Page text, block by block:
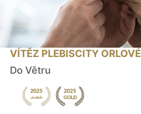
VÍTĚZ PLEBISCITY ORLOVÉ
Do Větru